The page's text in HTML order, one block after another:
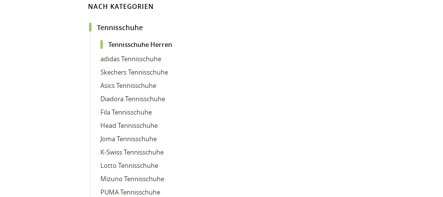
NACH KATEGORIEN
Tennisschuhe
Tennisschuhe Herren
adidas Tennisschuhe
Skechers Tennisschuhe
Asics Tennisschuhe
Diadora Tennisschuhe
Fila Tennisschuhe
Head Tennisschuhe
Joma Tennisschuhe
K-Swiss Tennisschuhe
Lotto Tennisschuhe
Mizuno Tennisschuhe
PUMA Tennisschuhe